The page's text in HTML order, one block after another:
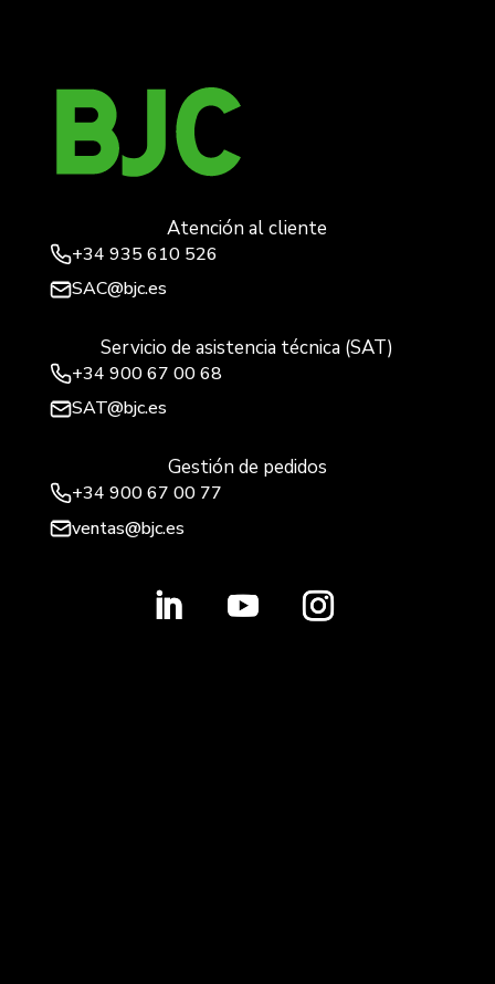
Atención al cliente
+34 935 610 526
SAC@bjc.es
Servicio de asistencia técnica (SAT)
+34 900 67 00 68
SAT@bjc.es
Gestión de pedidos
+34 900 67 00 77
ventas@bjc.es